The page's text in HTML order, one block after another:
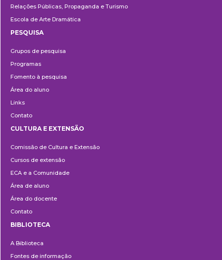
Relações Públicas, Propaganda e Turismo
Escola de Arte Dramática
PESQUISA
Grupos de pesquisa
Programas
Fomento à pesquisa
Área do aluno
Links
Contato
e
Extensão
CULTURA E EXTENSÃO
Comissão de Cultura e Extensão
Cursos de extensão
ECA e a Comunidade
Área de aluno
Área do docente
Contato
BIBLIOTECA
A Biblioteca
Fontes de informação